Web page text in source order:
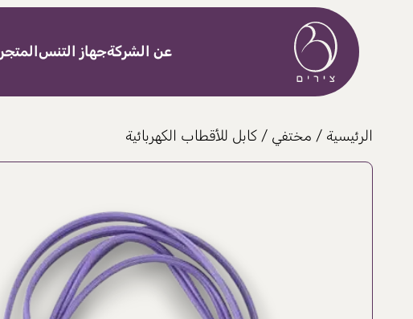
تخطى إلى المحتوى
عن الشركةجهاز التنسالمتجر
الرئيسية / مختفي / كابل للأقطاب الكهربائية